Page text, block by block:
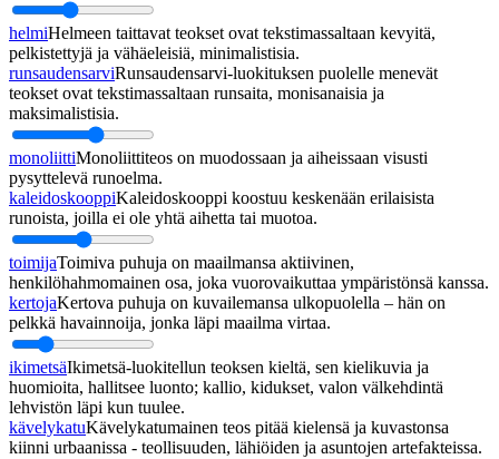
helmiHelmeen taittavat teokset ovat tekstimassaltaan kevyitä,
pelkistettyjä ja vähäeleisiä, minimalistisia.
runsaudensarviRunsaudensarvi-luokituksen puolelle menevät
teokset ovat tekstimassaltaan runsaita, monisanaisia ja
maksimalistisia.
monoliittiMonoliittiteos on muodossaan ja aiheissaan visusti
pysyttelevä runoelma.
kaleidoskooppiKaleidoskooppi koostuu keskenään erilaisista
runoista, joilla ei ole yhtä aihetta tai muotoa.
toimijaToimiva puhuja on maailmansa aktiivinen,
henkilöhahmomainen osa, joka vuorovaikuttaa ympäristönsä kanssa.
kertojaKertova puhuja on kuvailemansa ulkopuolella – hän on
pelkkä havainnoija, jonka läpi maailma virtaa.
ikimetsäIkimetsä-luokitellun teoksen kieltä, sen kielikuvia ja
huomioita, hallitsee luonto; kallio, kidukset, valon välkehdintä
lehvistön läpi kun tuulee.
kävelykatuKävelykatumainen teos pitää kielensä ja kuvastonsa
kiinni urbaanissa - teollisuuden, lähiöiden ja asuntojen artefakteissa.